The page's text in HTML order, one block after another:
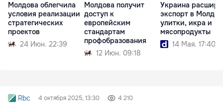
Молдова облегчила
условия реализации
стратегических
проектов
24 Июн. 22:39
Молдова получит
доступ к
европейским
стандартам
профобразования
12 Июн. 09:18
Украина
экспорт в
улитки, икра и
мясопродукты
14 Мая. 17:40
Rbc 4 октября 2025, 13:30 4 210